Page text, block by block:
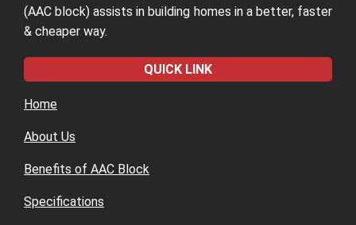
(AAC block) assists in building homes in a better, faster
& cheaper way.
QUICK LINK
Home
About Us
Benefits of AAC Block
Specifications